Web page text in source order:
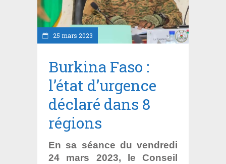
25 mars 2023
Burkina Faso :
l’état d’urgence
déclaré dans 8
régions
En sa séance du vendredi
24 mars 2023, le Conseil